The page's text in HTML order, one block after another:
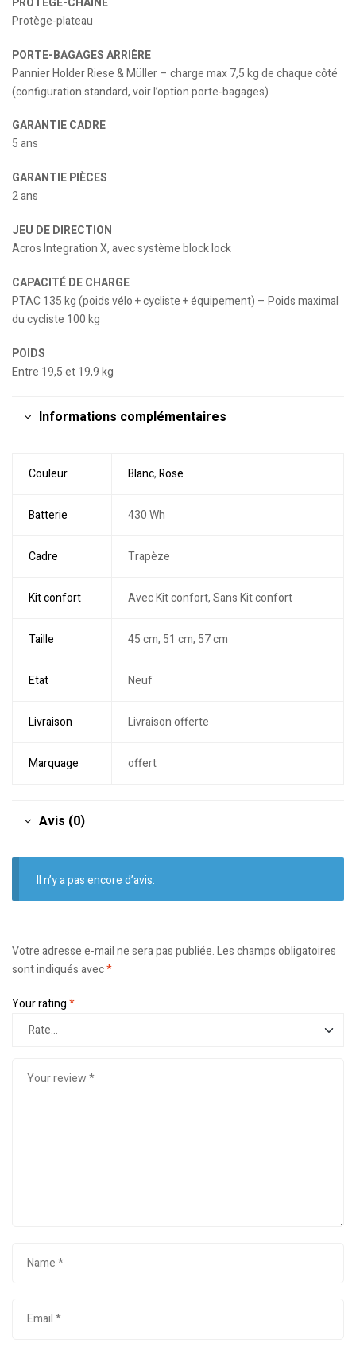
Protège-plateau
PORTE-BAGAGES ARRIÈRE
Pannier Holder Riese & Müller – charge max 7,5 kg de chaque côté
(configuration standard, voir l’option porte-bagages)
GARANTIE CADRE
5 ans
GARANTIE PIÈCES
2 ans
JEU DE DIRECTION
Acros Integration X, avec système block lock
CAPACITÉ DE CHARGE
PTAC 135 kg (poids vélo + cycliste + équipement) – Poids maximal
du cycliste 100 kg
POIDS
Entre 19,5 et 19,9 kg
Informations complémentaires
Couleur Blanc,Rose
Batterie 430 Wh
Cadre Trapèze
Kit confort Avec Kit confort, Sans Kit confort
Taille 45 cm, 51 cm, 57 cm
Etat Neuf
Livraison Livraison offerte
Marquage offert
Avis (0)
Il n’y a pas encore d’avis.
Votre adresse e-mail ne sera pas publiée.Les champs obligatoires
sont indiqués avec*
Your rating*